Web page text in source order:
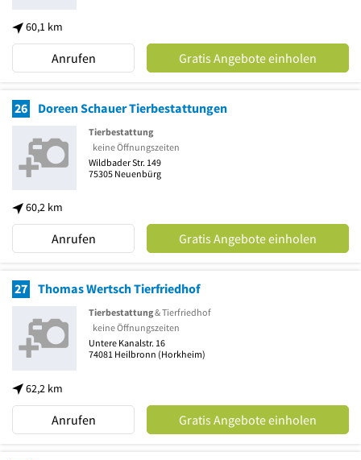
60,1 km
Anrufen Gratis Angebote einholen
26 Doreen Schauer Tierbestattungen
60,2 km
Tierbestattung
keine Öffnungszeiten
Wildbader Str. 149
75305 Neuenbürg
Anrufen Gratis Angebote einholen
27 Thomas Wertsch Tierfriedhof
62,2 km
Tierbestattung& Tierfriedhof
keine Öffnungszeiten
Untere Kanalstr. 16
74081 Heilbronn (Horkheim)
Anrufen Gratis Angebote einholen